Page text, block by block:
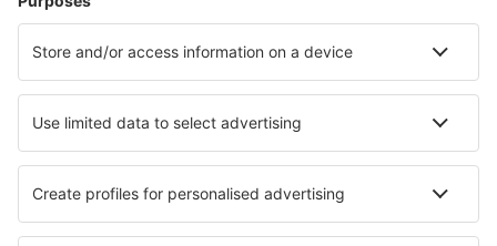
Smještaj
Let+Hotel
Hoteli
Parking
Transfer
Atrakcije
Saznaj više